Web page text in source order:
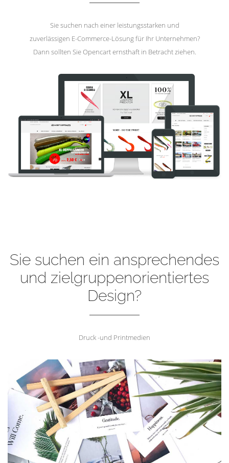
Sie suchen nach einer leistungsstarken und
zuverlässigen E-Commerce-Lösung für Ihr Unternehmen?
Dann sollten Sie Opencart ernsthaft in Betracht ziehen.
Sie suchen ein ansprechendes
und zielgruppenorientiertes
Design?
Druck -und Printmedien